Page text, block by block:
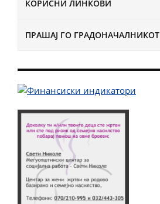
КОРИСНИ ЛИНКОВИ
ПРАШАЈ ГО ГРАДОНАЧАЛНИКОТ